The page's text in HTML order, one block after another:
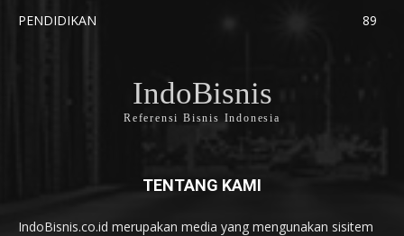
PENDIDIKAN
89
IndoBisnis
Referensi Bisnis Indonesia
TENTANG KAMI
IndoBisnis.co.id merupakan media yang mengunakan sisitem